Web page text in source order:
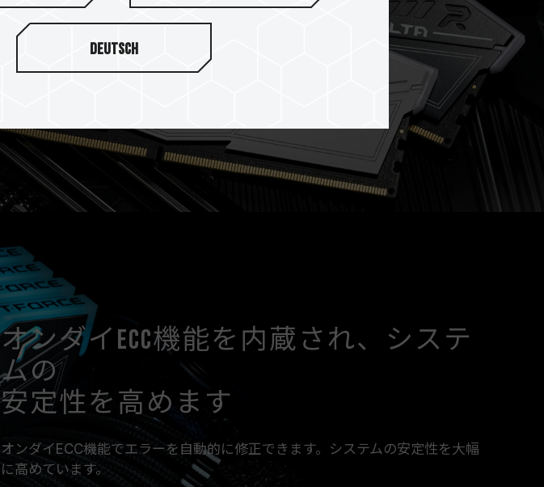
オンダイECC機能を内蔵され、システ
ムの
安定性を高めます
オンダイECC機能でエラーを自動的に修正できます。システムの安定性を大幅
に高めています。
Deutsch